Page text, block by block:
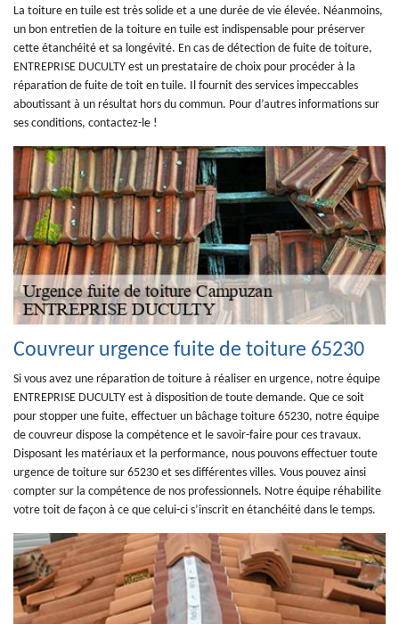
La toiture en tuile est très solide et a une durée de vie élevée. Néanmoins,
un bon entretien de la toiture en tuile est indispensable pour préserver
cette étanchéité et sa longévité. En cas de détection de fuite de toiture,
ENTREPRISE DUCULTY est un prestataire de choix pour procéder à la
réparation de fuite de toit en tuile. Il fournit des services impeccables
aboutissant à un résultat hors du commun. Pour d’autres informations sur
ses conditions, contactez-le !
Couvreur urgence fuite de toiture 65230
Si vous avez une réparation de toiture à réaliser en urgence, notre équipe
ENTREPRISE DUCULTY est à disposition de toute demande. Que ce soit
pour stopper une fuite, effectuer un bâchage toiture 65230, notre équipe
de couvreur dispose la compétence et le savoir-faire pour ces travaux.
Disposant les matériaux et la performance, nous pouvons effectuer toute
urgence de toiture sur 65230 et ses différentes villes. Vous pouvez ainsi
compter sur la compétence de nos professionnels. Notre équipe réhabilite
votre toit de façon à ce que celui-ci s’inscrit en étanchéité dans le temps.